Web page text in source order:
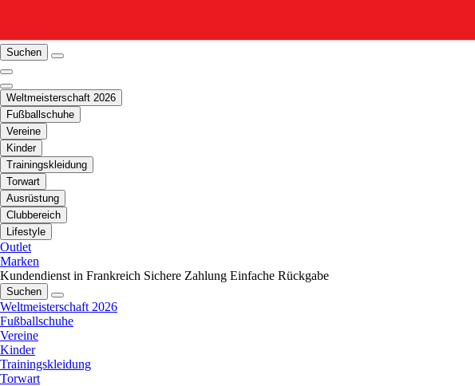
Suchen
Weltmeisterschaft 2026
Fußballschuhe
Vereine
Kinder
Trainingskleidung
Torwart
Ausrüstung
Clubbereich
Lifestyle
Outlet
Marken
Kundendienst in Frankreich Sichere Zahlung Einfache Rückgabe
Suchen
Weltmeisterschaft 2026
Fußballschuhe
Vereine
Kinder
Trainingskleidung
Torwart